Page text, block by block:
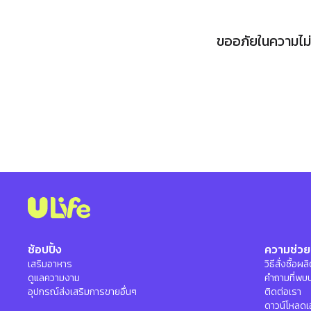
ขออภัยในความ
ช้อปปิ้ง
เสริมอาหาร
ดูแลความงาม
อุปกรณ์ส่งเสริมการขายอื่นๆ
ความช่ว
วิธีสั่งซื้อผ
คำถามที่พบ
ติดต่อเรา
ดาวน์โหลด